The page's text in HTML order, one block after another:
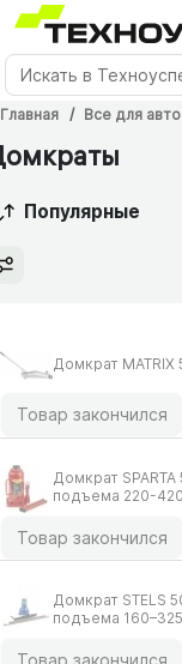
Главная Все для
Популярные
Домкрат
Товар закончился
Домкрат
подъема 220-
Товар закончился
Домкрат STELS
подъема